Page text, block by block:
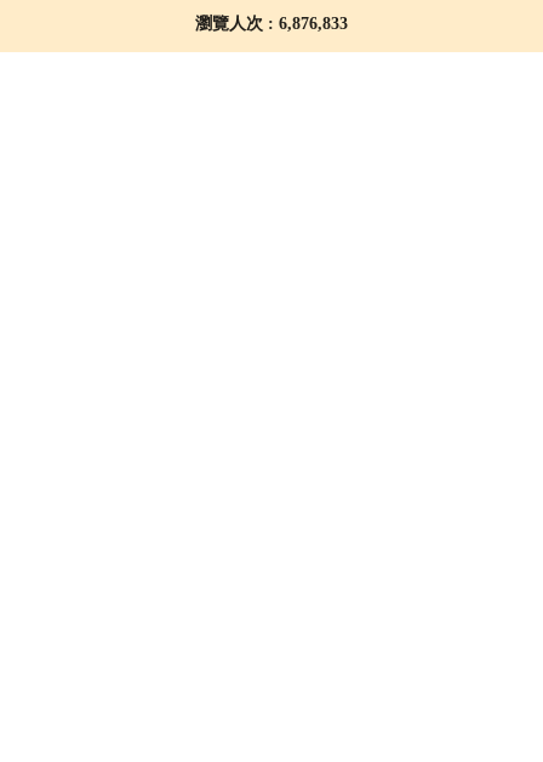
瀏覽人次 : 6,876,833